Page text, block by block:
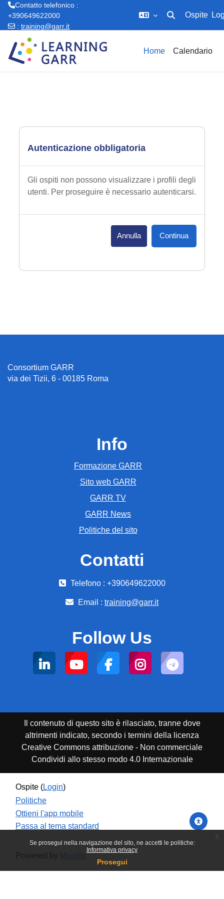
Se prosegui nella navigazione del sito, ne accetti le politiche:
Informativa privacy
Prosegui
Contatto telefonico :
+390649622000
: training@garr.it
Attiva/disattiva
Ospite
Home Calendario
Autenticazione obbligatoria
Gli ospiti non possono visualizzare i profili degli
utenti. Per proseguire è necessario autenticarsi.
Annulla Continua
Consortium GARR
via dei Tizii, 6 - 00185 Roma
Info
Formazione GARR
Sito web GARR
GARR TV
GARR News
Politiche del sito
Contatti
Telefono : +390649622000
Email : training@garr.it
Follow Us
Il contenuto di questo sito è rilasciato, tranne dove
altrimenti indicato, secondo i termini della licenza
Creative Commons attribuzione - Non commerciale
Condividi allo stesso modo 4.0 Internazionale
Ospite (Login)
Politiche
Ottieni l'app mobile
Passa al tema standard
Powered by